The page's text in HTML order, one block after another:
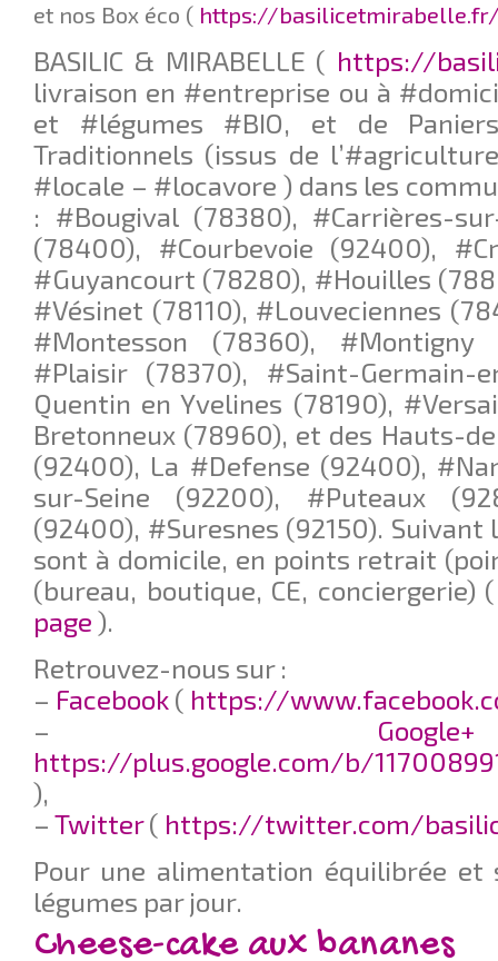
et nos Box éco ( https://
BASILIC & MIRABELLE ( https://
livraison en #entreprise ou à
et #légumes #BIO, et de
Traditionnels (issus de
#locale – #locavore ) dans les
: #Bougival (78380), #Carrières-
(78400), #Courbevoie (92400),
#Guyancourt (78280), #Houilles
#Vésinet (78110), #Louveciennes
#Montesson (78360), #Montigny
#Plaisir (78370), #Saint-Germain-
Quentin en Yvelines (78190),
Bretonneux (78960), et des Hauts-
(92400), La #Defense (92400),
sur-Seine (92200), #Puteaux
(92400), #Suresnes (92150).
sont à domicile, en points retrait
(bureau, boutique, CE, conciergerie)
page ).
Retrouvez-nous sur :
– Facebook ( https://
–
https://plus.google.com/b/
),
– Twitter( https://twitter.com/
Pour une alimentation équilibrée
légumes par jour.
Cheese-cake aux bananes